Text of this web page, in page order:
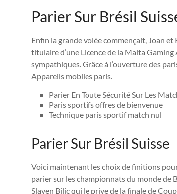
Parier Sur Brésil
Enfin la grande volée commençait, Joan
titulaire d’une Licence de la Malta
sympathiques. Grâce à l’ouverture des
Appareils mobiles paris.
Parier En Toute Sécurité Sur Les
Paris sportifs offres de bienvenue
Technique paris sportif match nul
Parier Sur Brésil Suisse
Voici maintenant les choix de finitions
parier sur les championnats du monde de
Slaven Bilic qui le prive de la finale de